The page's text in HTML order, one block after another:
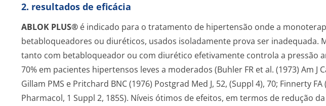
2. resultados de eficácia
ABLOK PLUS® é indicado para o tratamento de hipertensão onde a
betabloqueadores ou diuréticos, usados isoladamente prova ser inadequada.
tanto com betabloqueador ou com diurético efetivamente controla a pressão
70% em pacientes hipertensos leves a moderados (Buhler FR et al. (1973) Am J
Gillam PMS e Pritchard BNC (1976) Postgrad Med J, 52, (Suppl 4), 70; Finnerty FA
Pharmacol, 1 Suppl 2, 185S). Níveis ótimos de efeitos, em termos de redução